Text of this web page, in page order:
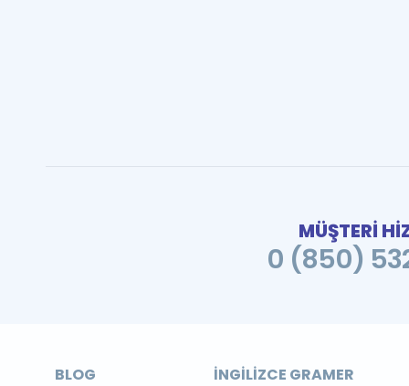
MÜŞTERİ
0 (850)
BLOG İNGILIZCE GRAMER